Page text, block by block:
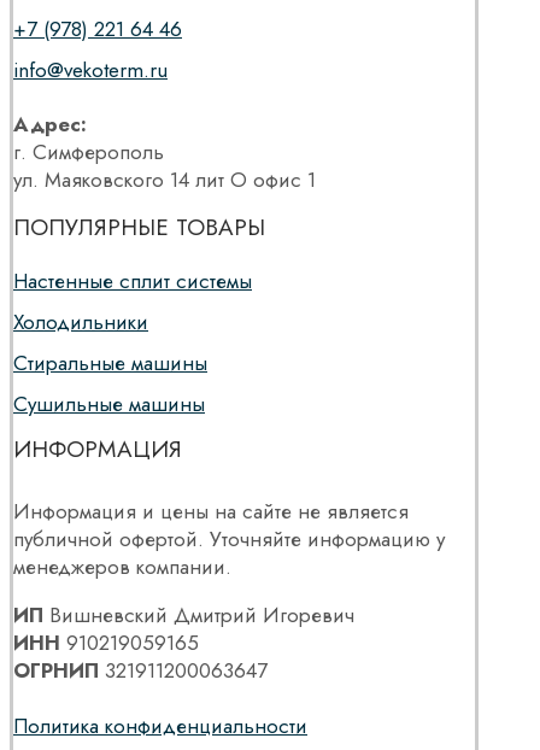
+7 (978) 221 64 46
info@vekoterm.ru
Адрес:
г. Симферополь
ул. Маяковского 14 лит О офис 1
ПОПУЛЯРНЫЕ ТОВАРЫ
Настенные сплит системы
Холодильники
Стиральные машины
Сушильные машины
ИНФОРМАЦИЯ
Информация и цены на сайте не является
публичной офертой. Уточняйте информацию у
менеджеров компании.
ИП Вишневский Дмитрий Игоревич
ИНН 910219059165
ОГРНИП 321911200063647
Политика конфиденциальности